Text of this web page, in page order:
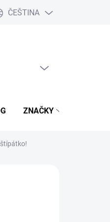
údajů Napište nám
ČEŠTINA
ZNAČKY